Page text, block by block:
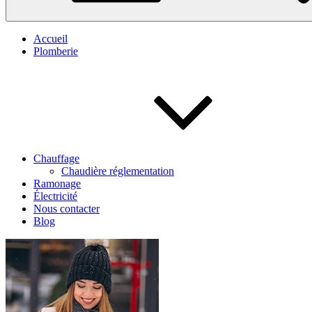
Accueil
Plomberie
Chauffage
Chaudière réglementation
Ramonage
Électricité
Nous contacter
Blog